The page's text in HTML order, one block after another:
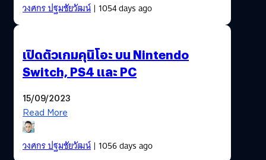
วงศกร ปฐมชัยวัฒน์| 1054 days ago
เปิดตัวเกมคุนิโอะ บน Nintendo
Switch, PS4 และ PC
15/09/2023
Read More
วงศกร ปฐมชัยวัฒน์| 1056 days ago